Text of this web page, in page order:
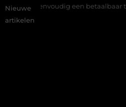
Nieuwe
artikelen
Eenvoudig een betaalbaar